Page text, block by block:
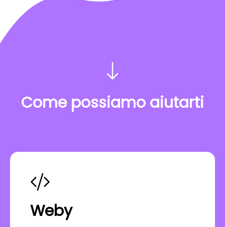
Come possiamo aiutarti
Weby